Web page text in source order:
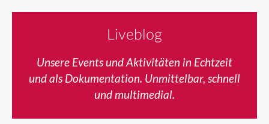
Liveblog
Unsere Events und Aktivitäten in Echtzeit
und als Dokumentation. Unmittelbar, schnell
und multimedial.